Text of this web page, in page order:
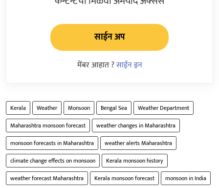
साईन अप
मेंबर आहात ?साईन इन
Kerala Weather Monsoon Bengal Sea
Weather Department
Maharashtra monsoon forecast
weather changes in Maharashtra
monsoon forecasts in Maharashtra
weather alerts Maharashtra
climate change effects on monsoon
Kerala monsoon history
weather forecast Maharashtra
Kerala monsoon forecast monsoon in India